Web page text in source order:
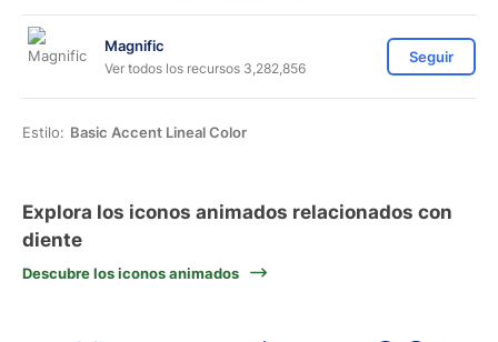
Magnific
Ver todos los recursos 3,282,856
Seguir
Estilo: Basic Accent Lineal Color
Explora los iconos animados relacionados con
diente
Descubre los iconos animados